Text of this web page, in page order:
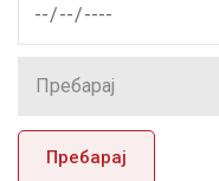
Пребарај